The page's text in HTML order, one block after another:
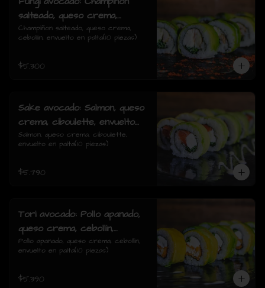
salteado, queso crema,
cebollin, envuelto en palta
Champiñon salteado, queso crema,
cebollin, envuelto en palta(10 piezas)
$5.300
Sake avocado: Salmon, queso
crema, ciboulette, envuelto
en palta
Salmon, queso crema, ciboulette,
envuelto en palta(10 piezas)
$5.790
Tori avocado: Pollo apanado,
queso crema, cebollin,
envuelto en palta
Pollo apanado, queso crema, cebollin,
envuelto en palta(10 piezas)
$5.390